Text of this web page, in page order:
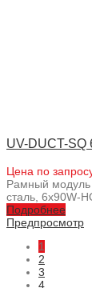
UV-DUCT-SQ
Цена по
Рамный
сталь, 6x90W-
Подробнее
Предпросмотр
1
2
3
4